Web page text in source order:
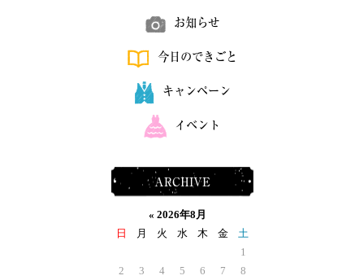
お知らせ
今日のできごと
キャンペーン
イベント
ARCHIVE
« 2026年8月
日
月 火 水 木 金
土
1
2
3 4 5 6 7
8